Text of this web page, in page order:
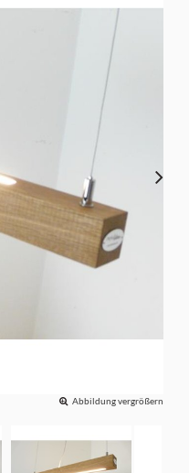
Abbildung vergrößern